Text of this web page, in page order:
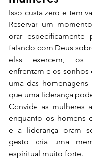
Isso custa zero e tem
Reservar um
orar especificamente
falando com Deus
elas exercem, os
enfrentam e os sonhos
uma das homenagens
que uma liderança
Convide as mulheres
enquanto os homens
e a liderança oram
gesto cria uma
espiritual muito forte.